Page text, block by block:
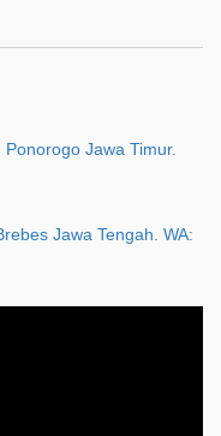
Jawa Timur.
Jawa Tengah. WA: